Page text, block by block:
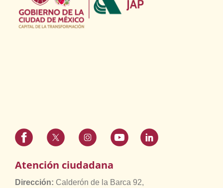
Atención ciudadana
Dirección: Calderón de la Barca 92,